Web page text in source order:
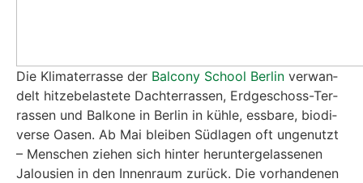
Die Kli­ma­ter­ras­se der Bal­c­o­ny School Ber­lin ver­wan­
delt hit­ze­be­las­te­te Dach­ter­ras­sen, Erd­ge­schoss-Ter­
ras­sen und Bal­ko­ne in Ber­lin in küh­le, ess­ba­re, bio­di­
ver­se Oasen. Ab Mai blei­ben Süd­la­gen oft unge­nutzt
– Men­schen zie­hen sich hin­ter her­un­ter­ge­las­se­nen
Jalou­sien in den Innen­raum zurück. Die vor­han­de­nen